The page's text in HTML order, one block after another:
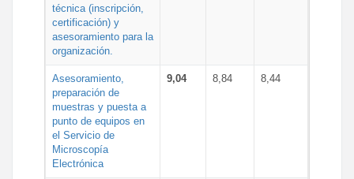
técnica (inscripción,
certificación) y
asesoramiento para la
organización.
Asesoramiento,
preparación de
muestras y puesta a
punto de equipos en
el Servicio de
Microscopía
Electrónica
9,04 8,84 8,44